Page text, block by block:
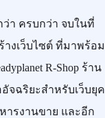
า ครบกว่า จบในที่
งเว็บไซต์ ที่มาพร้อม
R-Shopร้าน
จฉริยะสำหรับเว็บยุค
รงานขาย และอีก